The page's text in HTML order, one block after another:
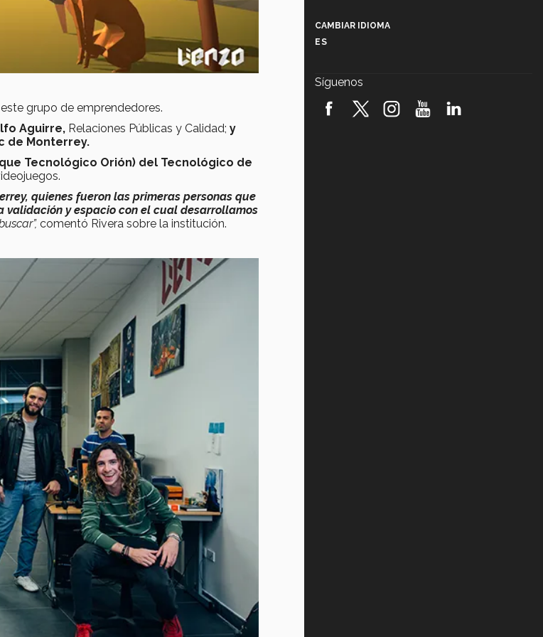
grupo de emprendedores.
Aguirre, Relaciones Públicas y Calidad; y
de Monterrey.
Tecnológico Orión) del Tecnológico de
quienes fueron las primeras personas que
validación y espacio con el cual desarrollamos
comentó Rivera sobre la institución.
robótica FIRST 2026! (video)
CAMBIAR IDIOMA
ES
Síguenos